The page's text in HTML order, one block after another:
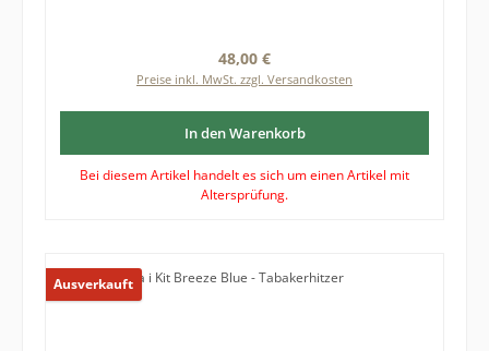
Regulärer Preis:
48,00 €
Preise inkl. MwSt. zzgl. Versandkosten
In den Warenkorb
Bei diesem Artikel handelt es sich um einen Artikel mit
Altersprüfung.
Ausverkauft